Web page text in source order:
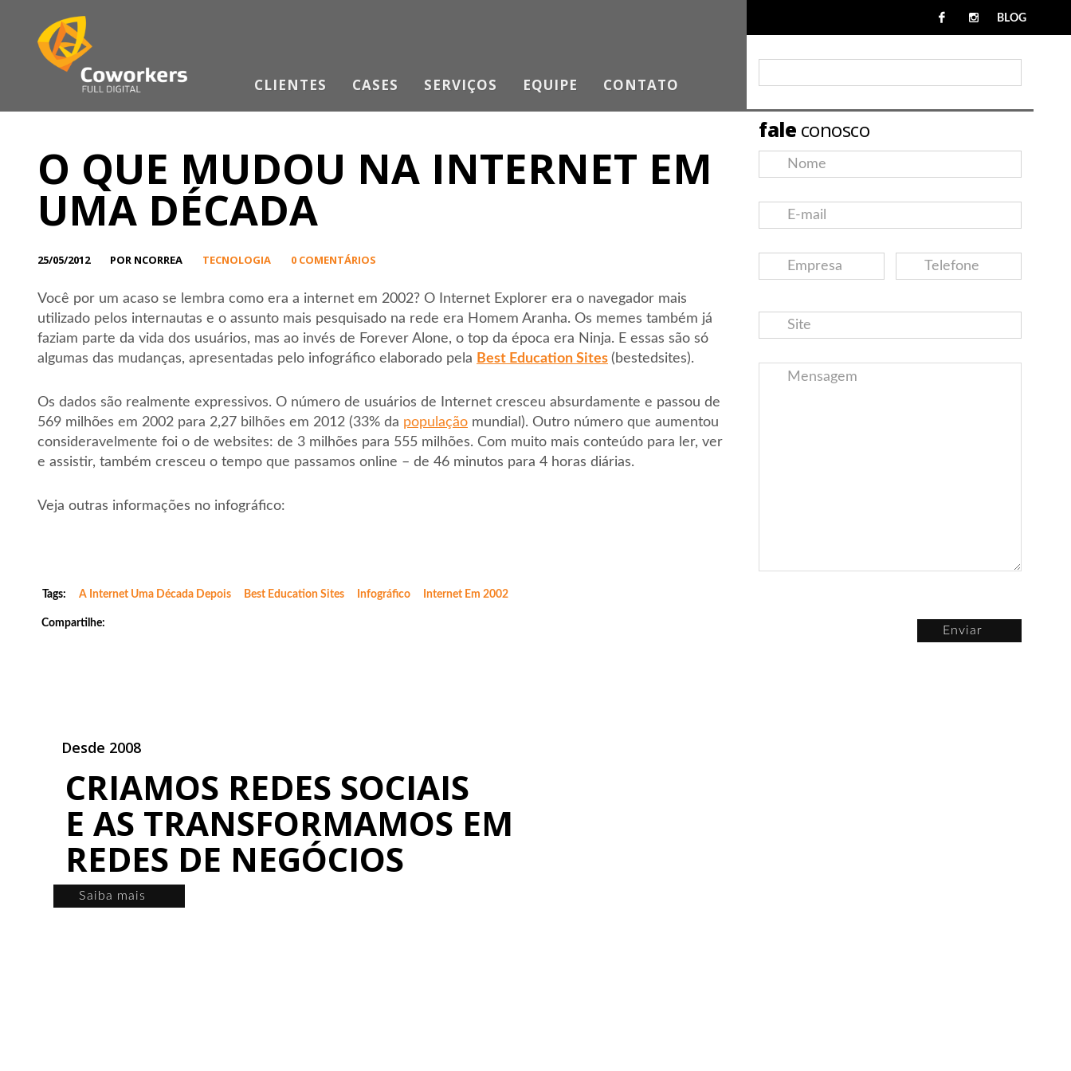
BLOG
CLIENTES CASES SERVIÇOS EQUIPE CONTATO
fale conosco
Enviar
O QUE MUDOU NA INTERNET EM
UMA DÉCADA
25/05/2012 POR NCORREA TECNOLOGIA 0 COMENTÁRIOS
Você por um acaso se lembra como era a internet em 2002? O Internet Explorer era o navegador mais
utilizado pelos internautas e o assunto mais pesquisado na rede era Homem Aranha. Os memes também já
faziam parte da vida dos usuários, mas ao invés de Forever Alone, o top da época era Ninja. E essas são só
algumas das mudanças, apresentadas pelo infográfico elaborado pela Best Education Sites (bestedsites).
Os dados são realmente expressivos. O número de usuários de Internet cresceu absurdamente e passou de
569 milhões em 2002 para 2,27 bilhões em 2012 (33% da população mundial). Outro número que aumentou
consideravelmente foi o de websites: de 3 milhões para 555 milhões. Com muito mais conteúdo para ler, ver
e assistir, também cresceu o tempo que passamos online – de 46 minutos para 4 horas diárias.
Veja outras informações no infográfico:
Tags: A Internet Uma Década Depois Best Education Sites Infográfico Internet Em 2002
Compartilhe:
Desde 2008
CRIAMOS REDES SOCIAIS
E AS TRANSFORMAMOS EM
REDES DE NEGÓCIOS
Saiba mais